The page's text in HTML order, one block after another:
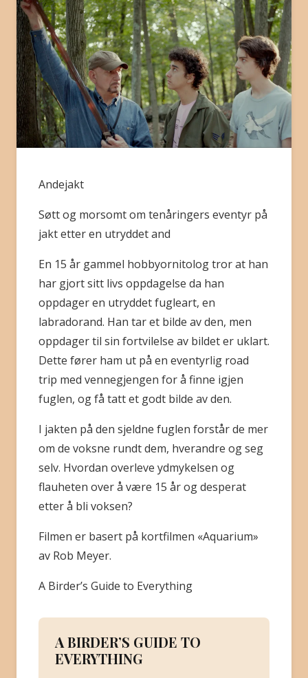
BLI MEDLEM
Andejakt
Søtt og morsomt om tenåringers eventyr på
jakt etter en utryddet and
En 15 år gammel hobbyornitolog tror at han
har gjort sitt livs oppdagelse da han
oppdager en utryddet fugleart, en
labradorand. Han tar et bilde av den, men
oppdager til sin fortvilelse av bildet er uklart.
Dette fører ham ut på en eventyrlig road
trip med vennegjengen for å finne igjen
fuglen, og få tatt et godt bilde av den.
I jakten på den sjeldne fuglen forstår de mer
om de voksne rundt dem, hverandre og seg
selv. Hvordan overleve ydmykelsen og
flauheten over å være 15 år og desperat
etter å bli voksen?
Filmen er basert på kortfilmen «Aquarium»
av Rob Meyer.
A Birder’s Guide to Everything
A BIRDER’S GUIDE TO
EVERYTHING